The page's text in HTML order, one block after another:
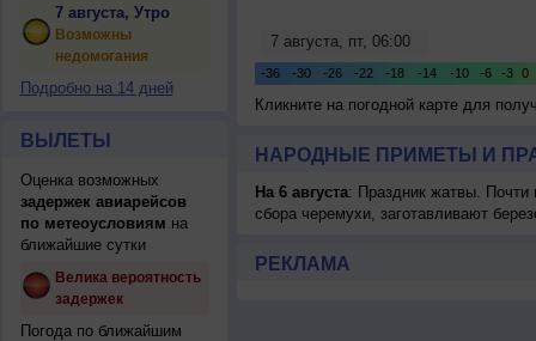
7 августа, Утро
Возможны
недомогания
Подробно на 14 дней
ВЫЛЕТЫ
Оценка возможных
задержек авиарейсов
по метеоусловиям на
ближайшие сутки
Велика вероятность
задержек
Погода по ближайшим
Кликните на погодной карте для
НАРОДНЫЕ ПРИМЕТЫ И
На 6 августа: Праздник жатвы. Почти
сбора черемухи, заготавливают
РЕКЛАМА